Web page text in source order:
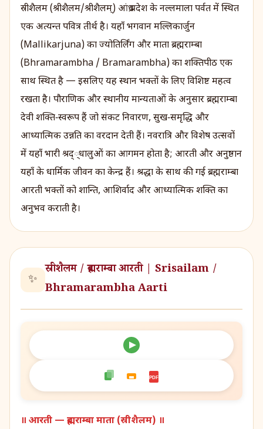
स्रीशैलम (श्रीशैलम/श्रीशैलम्) आंध्र प्रदेश के नल्लमाला पर्वत में स्थित
एक अत्यन्त पवित्र तीर्थ है। यहाँ भगवान मल्लिकार्जुन
(Mallikarjuna) का ज्योतिर्लिंग और माता ब्रह्मराम्बा
(Bhramarambha / Bramarambha) का शक्तिपीठ एक
साथ स्थित है — इसलिए यह स्थान भक्तों के लिए विशिष्ट महत्व
रखता है। पौराणिक और स्थानीय मान्यताओं के अनुसार ब्रह्मराम्बा
देवी शक्ति‑स्वरूप हैं जो संकट निवारण, सुख‑समृद्धि और
आध्यात्मिक उन्नति का वरदान देती हैं। नवरात्रि और विशेष उत्सवों
में यहाँ भारी श्रद््धालुओं का आगमन होता है; आरती और अनुष्ठान
यहाँ के धार्मिक जीवन का केन्द्र हैं। श्रद्धा के साथ की गई ब्रह्मराम्बा
आरती भक्तों को शान्ति, आशिर्वाद और आध्यात्मिक शक्ति का
अनुभव कराती है।
✨
स्रीशैलम / ब्रह्मराम्बा आरती | Srisailam /
Bhramarambha Aarti
PDF
॥ आरती — ब्रह्मराम्बा माता (स्रीशैलम) ॥